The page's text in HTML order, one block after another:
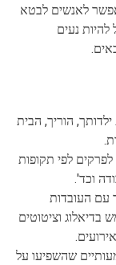
לאנשים לבטא
להיות נעים
הוריך, הבית
לפרקים לפי תקופות
וכד'.
עם העובדות
וציטוטים
שהשפיעו על